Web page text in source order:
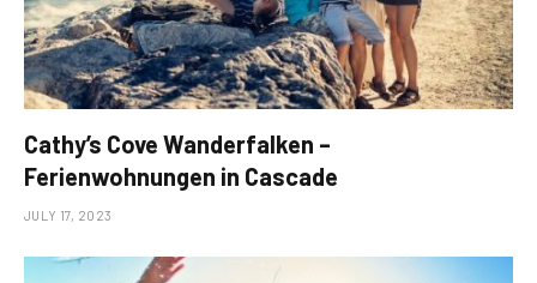
Cathy’s Cove Wanderfalken –
Ferienwohnungen in Cascade
JULY 17, 2023